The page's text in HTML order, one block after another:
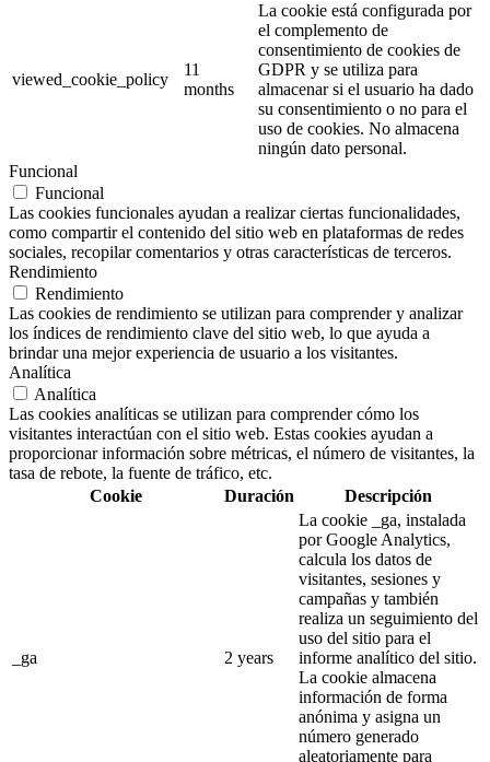
viewed_cookie_policy
11
months
La cookie está configurada por
el complemento de
consentimiento de cookies de
GDPR y se utiliza para
almacenar si el usuario ha dado
su consentimiento o no para el
uso de cookies. No almacena
ningún dato personal.
Funcional
Funcional
Las cookies funcionales ayudan a realizar ciertas funcionalidades,
como compartir el contenido del sitio web en plataformas de redes
sociales, recopilar comentarios y otras características de terceros.
Rendimiento
Rendimiento
Las cookies de rendimiento se utilizan para comprender y analizar
los índices de rendimiento clave del sitio web, lo que ayuda a
brindar una mejor experiencia de usuario a los visitantes.
Analítica
Analítica
Las cookies analíticas se utilizan para comprender cómo los
visitantes interactúan con el sitio web. Estas cookies ayudan a
proporcionar información sobre métricas, el número de visitantes, la
tasa de rebote, la fuente de tráfico, etc.
Cookie
Duración Descripción
_ga 2 years
La cookie _ga, instalada
por Google Analytics,
calcula los datos de
visitantes, sesiones y
campañas y también
realiza un seguimiento del
uso del sitio para el
informe analítico del sitio.
La cookie almacena
información de forma
anónima y asigna un
número generado
aleatoriamente para